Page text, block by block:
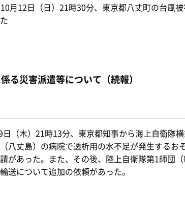
12日（日）21時30分、東京都八丈町の台風被
る災害派遣等について（続報）
（木）21時13分、東京都知事から海上自衛隊
八丈島）の病院で透析用の水不足が発生するお
があった。また、その後、陸上自衛隊第1師団（
送について追加の依頼があった。